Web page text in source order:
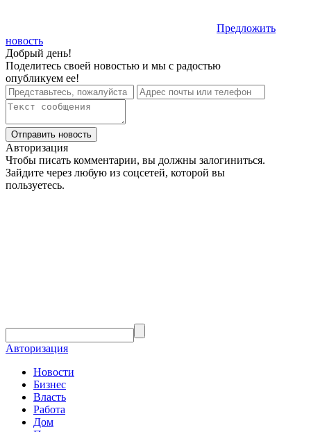
Предложить
новость
Добрый день!
Поделитесь своей новостью и мы с радостью
опубликуем ее!
Авторизация
Чтобы писать комментарии, вы должны залогиниться.
Зайдите через любую из соцсетей, которой вы
пользуетесь.
Авторизация
Новости
Бизнес
Власть
Работа
Дом